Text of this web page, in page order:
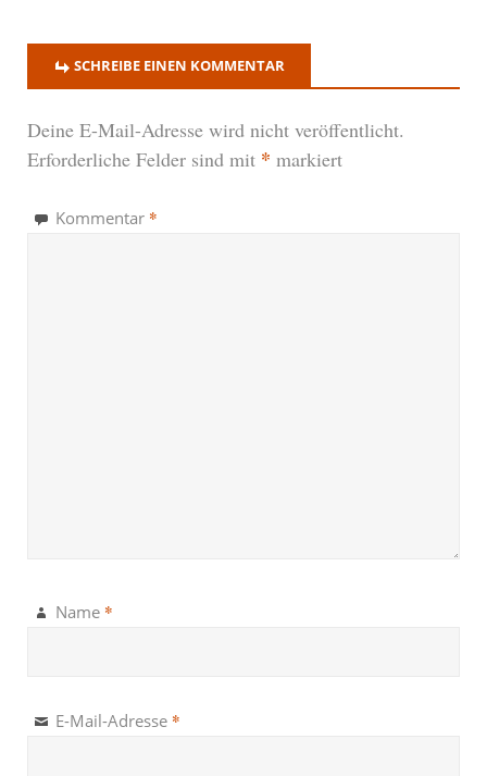
SCHREIBE EINEN KOMMENTAR
Deine E-Mail-Adresse wird nicht veröffentlicht.
Erforderliche Felder sind mit * markiert
Kommentar *
Name *
E-Mail-Adresse *